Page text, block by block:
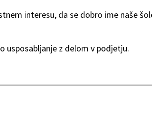
interesu, da se dobro ime naše
usposabljanje z delom v podjetju.